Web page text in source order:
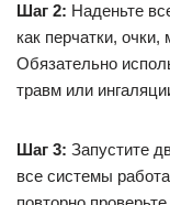
Шаг 2: Наденьте
как перчатки,
Обязательно
травм или
Шаг 3: Запустите
все системы